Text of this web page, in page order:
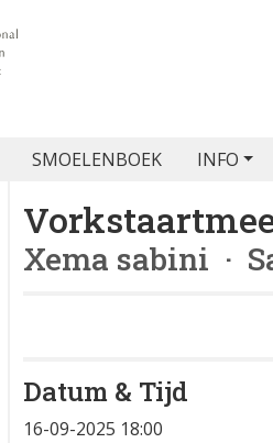
SMOELENBOEK INFO
Xema sabini ·
Datum & Tijd
16-09-2025 18:00